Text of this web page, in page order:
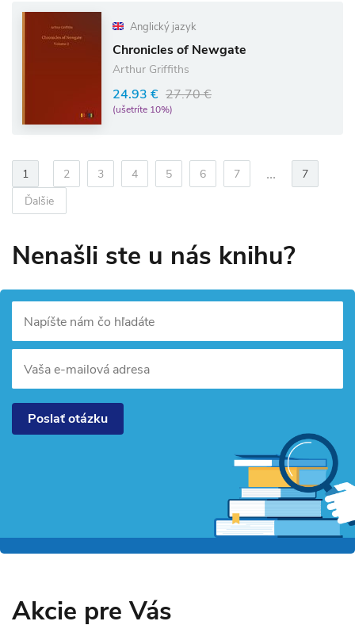
Anglický jazyk
Chronicles of Newgate
Arthur Griffiths
24.93 € 27.70 €
(ušetríte 10%)
1 2 3 4 5 6 7 ...
7
Ďalšie
Nenašli ste u nás knihu?
Napíšte nám čo hľadáte
Vaša e-mailová adresa
Poslať otázku
Akcie pre Vás